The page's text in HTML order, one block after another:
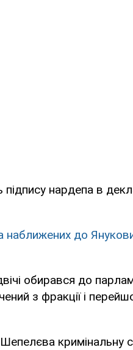
нардепа в
до
обирався до
з фракції і
кримінальну